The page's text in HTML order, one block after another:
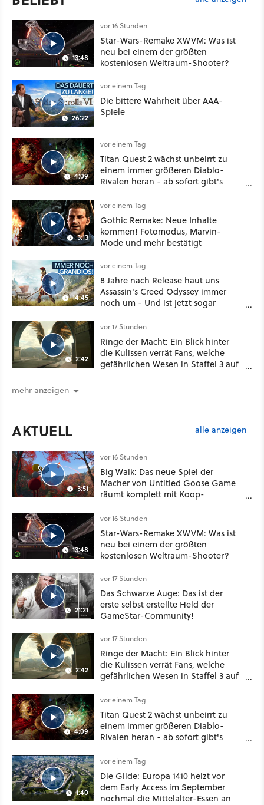
13:48
vor 16 Stunden
Star-Wars-Remake XWVM: Was ist
neu bei einem der größten
kostenlosen Weltraum-Shooter?
26:22
vor einem Tag
Die bittere Wahrheit über AAA-
Spiele
4:09
vor einem Tag
Titan Quest 2 wächst unbeirrt zu
einem immer größeren Diablo-
Rivalen heran - ab sofort gibt's
Klasse
3:13
vor einem Tag
Gothic Remake: Neue Inhalte
kommen! Fotomodus, Marvin-
Mode und mehr bestätigt
14:45
vor einem Tag
8 Jahre nach Release haut uns
Assassin's Creed Odyssey immer
noch um - Und ist jetzt sogar
2:42
vor 17 Stunden
Ringe der Macht: Ein Blick hinter
die Kulissen verrät Fans, welche
gefährlichen Wesen in Staffel 3 auf
mehr anzeigen
AKTUELL alle anzeigen
3:51
vor 16 Stunden
Big Walk: Das neue Spiel der
Macher von Untitled Goose Game
räumt komplett mit Koop-
13:48
vor 16 Stunden
Star-Wars-Remake XWVM: Was ist
neu bei einem der größten
kostenlosen Weltraum-Shooter?
21:21
vor 17 Stunden
Das Schwarze Auge: Das ist der
erste selbst erstellte Held der
GameStar-Community!
2:42
vor 17 Stunden
Ringe der Macht: Ein Blick hinter
die Kulissen verrät Fans, welche
gefährlichen Wesen in Staffel 3 auf
4:09
vor einem Tag
Titan Quest 2 wächst unbeirrt zu
einem immer größeren Diablo-
Rivalen heran - ab sofort gibt's
Klasse
1:40
vor einem Tag
Die Gilde: Europa 1410 heizt vor
dem Early Access im September
nochmal die Mittelalter-Essen an